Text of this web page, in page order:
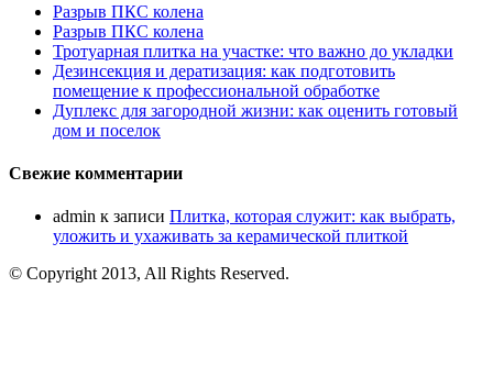
Разрыв ПКС колена
Разрыв ПКС колена
Тротуарная плитка на участке: что важно до укладки
Дезинсекция и дератизация: как подготовить
помещение к профессиональной обработке
Дуплекс для загородной жизни: как оценить готовый
дом и поселок
Свежие комментарии
admin к записи Плитка, которая служит: как выбрать,
уложить и ухаживать за керамической плиткой
© Copyright 2013, All Rights Reserved.